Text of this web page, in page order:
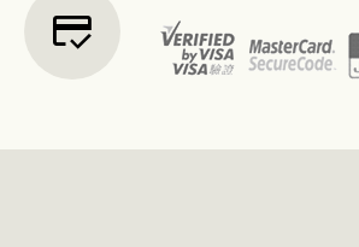
credit_score